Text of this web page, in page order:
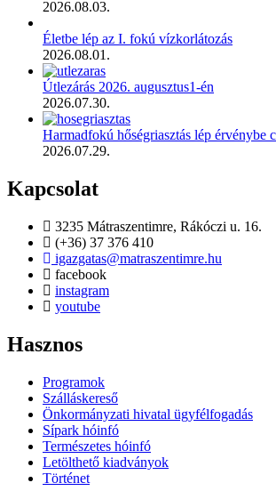
2026.08.03.
Életbe lép az I. fokú vízkorlátozás
2026.08.01.
Útlezárás 2026. augusztus1-én
2026.07.30.
Harmadfokú hőségriasztás lép érvénybe
2026.07.29.
Kapcsolat
3235 Mátraszentimre, Rákóczi u. 16.
(+36) 37 376 410
igazgatas@matraszentimre.hu
facebook
instagram
youtube
Hasznos
Programok
Szálláskereső
Önkormányzati hivatal ügyfélfogadás
Sípark hóinfó
Természetes hóinfó
Letölthető kiadványok
Történet